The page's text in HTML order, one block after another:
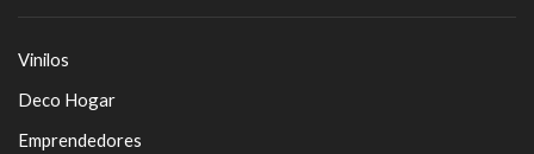
Vinilos
Deco Hogar
Emprendedores